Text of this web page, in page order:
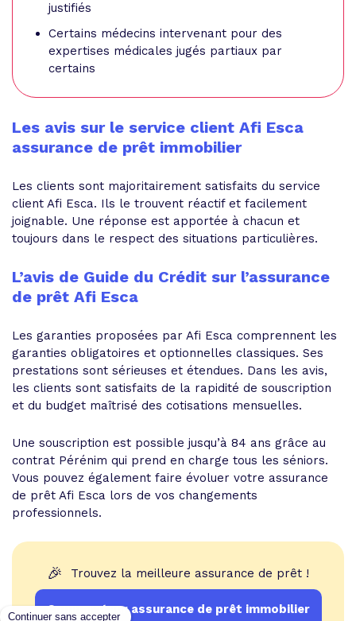
justifiés
Certains médecins intervenant pour des
expertises médicales jugés partiaux par
certains
Les avis sur le service client Afi Esca
assurance de prêt immobilier
Les clients sont majoritairement satisfaits du service
client Afi Esca. Ils le trouvent réactif et facilement
joignable. Une réponse est apportée à chacun et
toujours dans le respect des situations particulières.
L’avis de Guide du Crédit sur l’assurance
de prêt Afi Esca
Les garanties proposées par Afi Esca comprennent les
garanties obligatoires et optionnelles classiques. Ses
prestations sont sérieuses et étendues. Dans les avis,
les clients sont satisfaits de la rapidité de souscription
et du budget maîtrisé des cotisations mensuelles.
Une souscription est possible jusqu’à 84 ans grâce au
contrat Pérénim qui prend en charge tous les séniors.
Vous pouvez également faire évoluer votre assurance
de prêt Afi Esca lors de vos changements
professionnels.
🎉 Trouvez la meilleure assurance de prêt !
Comparateur assurance de prêt immobilier